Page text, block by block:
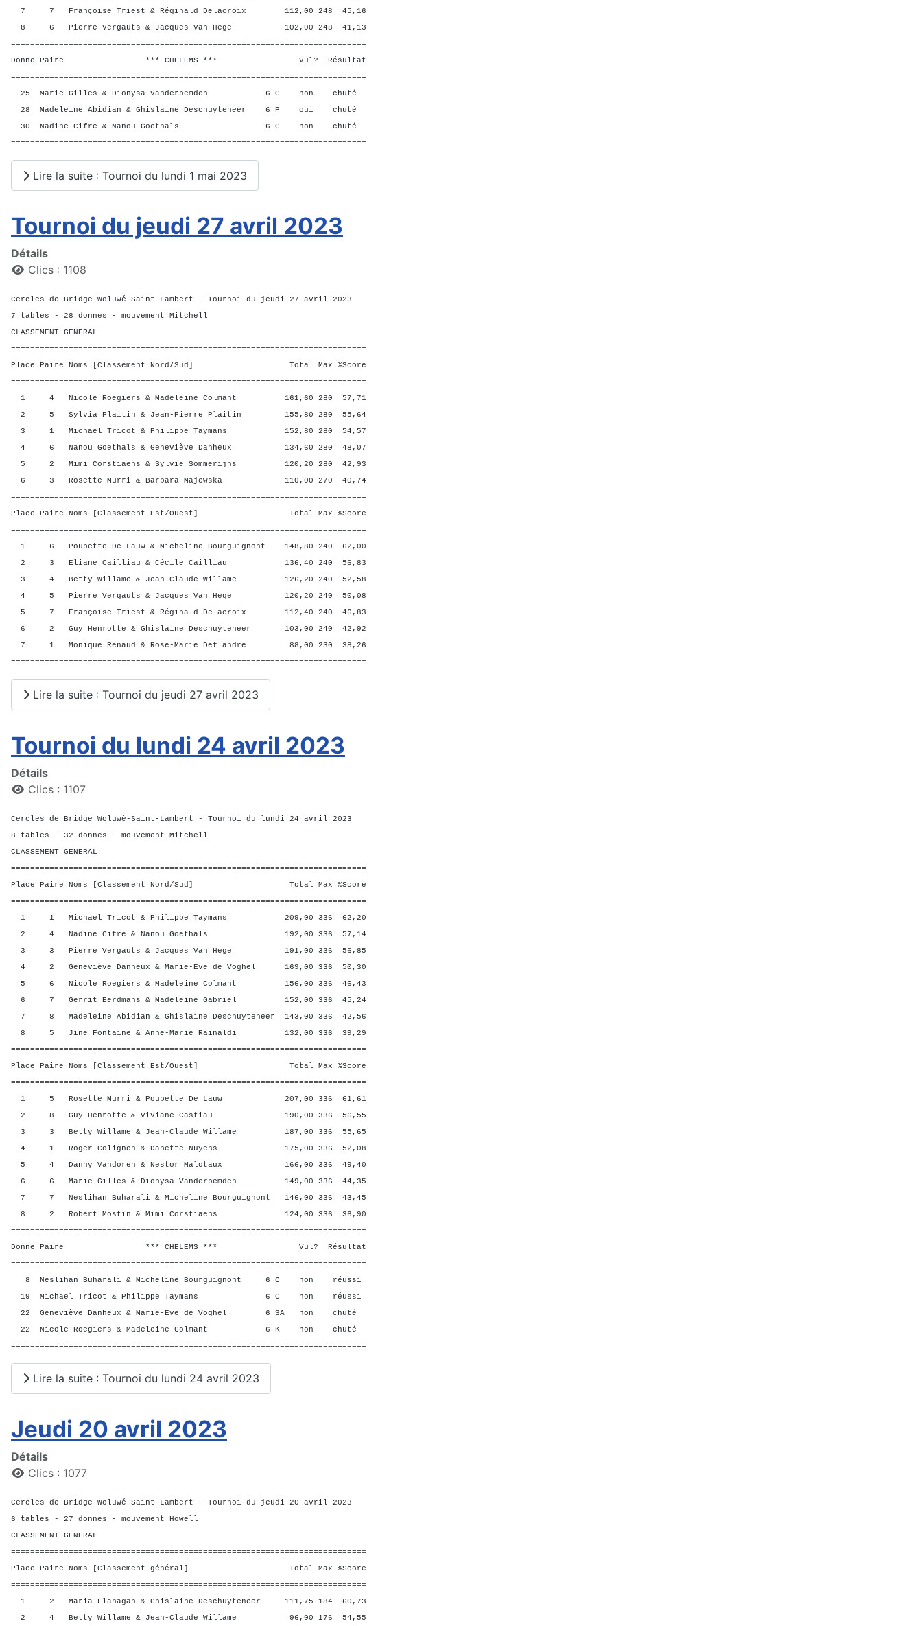
7 7 Françoise Triest & Réginald Delacroix 112,00 248 45,16
8 6 Pierre Vergauts & Jacques Van Hege 102,00 248 41,13
==========================================================================
Donne Paire *** CHELEMS *** Vul? Résultat
==========================================================================
25 Marie Gilles & Dionysa Vanderbemden 6 C non chuté
28 Madeleine Abidian & Ghislaine Deschuyteneer 6 P oui chuté
30 Nadine Cifre & Nanou Goethals 6 C non chuté
==========================================================================
Lire la suite : Tournoi du lundi 1 mai 2023
Tournoi du jeudi 27 avril 2023
Détails
Clics : 1108
Cercles de Bridge Woluwé-Saint-Lambert - Tournoi du jeudi 27 avril 2023
7 tables - 28 donnes - mouvement Mitchell
CLASSEMENT GENERAL
==========================================================================
Place Paire Noms [Classement Nord/Sud] Total Max %Score
==========================================================================
1 4 Nicole Roegiers & Madeleine Colmant 161,60 280 57,71
2 5 Sylvia Plaitin & Jean-Pierre Plaitin 155,80 280 55,64
3 1 Michael Tricot & Philippe Taymans 152,80 280 54,57
4 6 Nanou Goethals & Geneviève Danheux 134,60 280 48,07
5 2 Mimi Corstiaens & Sylvie Sommerijns 120,20 280 42,93
6 3 Rosette Murri & Barbara Majewska 110,00 270 40,74
==========================================================================
Place Paire Noms [Classement Est/Ouest] Total Max %Score
==========================================================================
1 6 Poupette De Lauw & Micheline Bourguignont 148,80 240 62,00
2 3 Eliane Cailliau & Cécile Cailliau 136,40 240 56,83
3 4 Betty Willame & Jean-Claude Willame 126,20 240 52,58
4 5 Pierre Vergauts & Jacques Van Hege 120,20 240 50,08
5 7 Françoise Triest & Réginald Delacroix 112,40 240 46,83
6 2 Guy Henrotte & Ghislaine Deschuyteneer 103,00 240 42,92
7 1 Monique Renaud & Rose-Marie Deflandre 88,00 230 38,26
==========================================================================
Lire la suite : Tournoi du jeudi 27 avril 2023
Tournoi du lundi 24 avril 2023
Détails
Clics : 1107
Cercles de Bridge Woluwé-Saint-Lambert - Tournoi du lundi 24 avril 2023
8 tables - 32 donnes - mouvement Mitchell
CLASSEMENT GENERAL
==========================================================================
Place Paire Noms [Classement Nord/Sud] Total Max %Score
==========================================================================
1 1 Michael Tricot & Philippe Taymans 209,00 336 62,20
2 4 Nadine Cifre & Nanou Goethals 192,00 336 57,14
3 3 Pierre Vergauts & Jacques Van Hege 191,00 336 56,85
4 2 Geneviève Danheux & Marie-Eve de Voghel 169,00 336 50,30
5 6 Nicole Roegiers & Madeleine Colmant 156,00 336 46,43
6 7 Gerrit Eerdmans & Madeleine Gabriel 152,00 336 45,24
7 8 Madeleine Abidian & Ghislaine Deschuyteneer 143,00 336 42,56
8 5 Jine Fontaine & Anne-Marie Rainaldi 132,00 336 39,29
==========================================================================
Place Paire Noms [Classement Est/Ouest] Total Max %Score
==========================================================================
1 5 Rosette Murri & Poupette De Lauw 207,00 336 61,61
2 8 Guy Henrotte & Viviane Castiau 190,00 336 56,55
3 3 Betty Willame & Jean-Claude Willame 187,00 336 55,65
4 1 Roger Colignon & Danette Nuyens 175,00 336 52,08
5 4 Danny Vandoren & Nestor Malotaux 166,00 336 49,40
6 6 Marie Gilles & Dionysa Vanderbemden 149,00 336 44,35
7 7 Neslihan Buharali & Micheline Bourguignont 146,00 336 43,45
8 2 Robert Mostin & Mimi Corstiaens 124,00 336 36,90
==========================================================================
Donne Paire *** CHELEMS *** Vul? Résultat
==========================================================================
8 Neslihan Buharali & Micheline Bourguignont 6 C non réussi
19 Michael Tricot & Philippe Taymans 6 C non réussi
22 Geneviève Danheux & Marie-Eve de Voghel 6 SA non chuté
22 Nicole Roegiers & Madeleine Colmant 6 K non chuté
==========================================================================
Lire la suite : Tournoi du lundi 24 avril 2023
Jeudi 20 avril 2023
Détails
Clics : 1077
Cercles de Bridge Woluwé-Saint-Lambert - Tournoi du jeudi 20 avril 2023
6 tables - 27 donnes - mouvement Howell
CLASSEMENT GENERAL
==========================================================================
Place Paire Noms [Classement général] Total Max %Score
==========================================================================
1 2 Maria Flanagan & Ghislaine Deschuyteneer 111,75 184 60,73
2 4 Betty Willame & Jean-Claude Willame 96,00 176 54,55